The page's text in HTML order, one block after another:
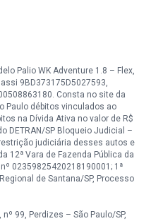
Palio WK Adventure 1.8 – Flex,
9BD373175D5027593,
Consta no site da
Paulo débitos vinculados ao
na Dívida Ativa no valor de R$
DETRAN/SP Bloqueio Judicial –
judiciária desses autos e
12ª Vara de Fazenda Pública da
02359825420218190001; 1ª
de Santana/SP, Processo
99, Perdizes – São Paulo/SP,